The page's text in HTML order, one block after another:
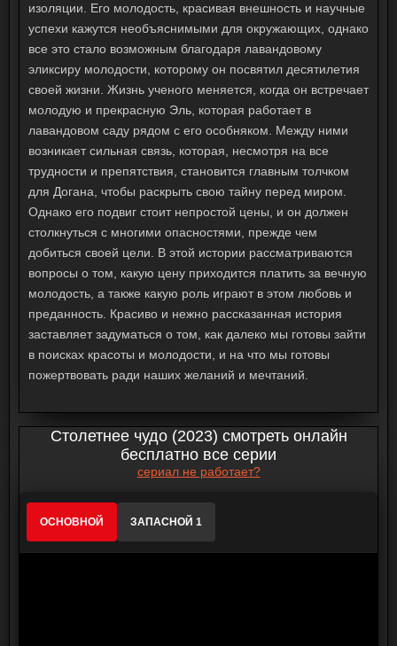
изоляции. Его молодость, красивая внешность и научные
успехи кажутся необъяснимыми для окружающих, однако
все это стало возможным благодаря лавандовому
эликсиру молодости, которому он посвятил десятилетия
своей жизни. Жизнь ученого меняется, когда он встречает
молодую и прекрасную Эль, которая работает в
лавандовом саду рядом с его особняком. Между ними
возникает сильная связь, которая, несмотря на все
трудности и препятствия, становится главным толчком
для Догана, чтобы раскрыть свою тайну перед миром.
Однако его подвиг стоит непростой цены, и он должен
столкнуться с многими опасностями, прежде чем
добиться своей цели. В этой истории рассматриваются
вопросы о том, какую цену приходится платить за вечную
молодость, а также какую роль играют в этом любовь и
преданность. Красиво и нежно рассказанная история
заставляет задуматься о том, как далеко мы готовы зайти
в поисках красоты и молодости, и на что мы готовы
пожертвовать ради наших желаний и мечтаний.
Столетнее чудо (2023) смотреть онлайн
бесплатно все серии
сериал не работает?
ОСНОВНОЙ ЗАПАСНОЙ 1